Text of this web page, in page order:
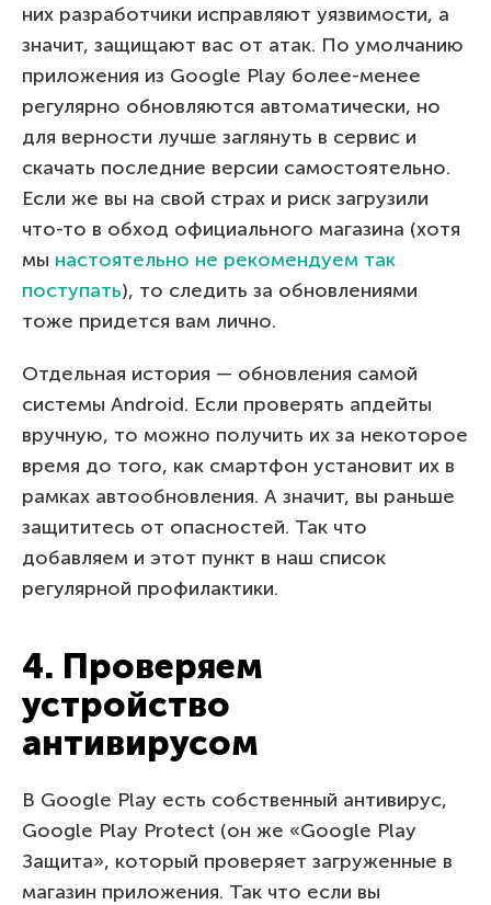
них разработчики исправляют уязвимости, а
значит, защищают вас от атак. По умолчанию
приложения из Google Play более-менее
регулярно обновляются автоматически, но
для верности лучше заглянуть в сервис и
скачать последние версии самостоятельно.
Если же вы на свой страх и риск загрузили
что-то в обход официального магазина (хотя
мы настоятельно не рекомендуем так
поступать), то следить за обновлениями
тоже придется вам лично.
Отдельная история — обновления самой
системы Android. Если проверять апдейты
вручную, то можно получить их за некоторое
время до того, как смартфон установит их в
рамках автообновления. А значит, вы раньше
защититесь от опасностей. Так что
добавляем и этот пункт в наш список
регулярной профилактики.
4. Проверяем
устройство
антивирусом
В Google Play есть собственный антивирус,
Google Play Protect (он же «Google Play
Защита», который проверяет загруженные в
магазин приложения. Так что если вы